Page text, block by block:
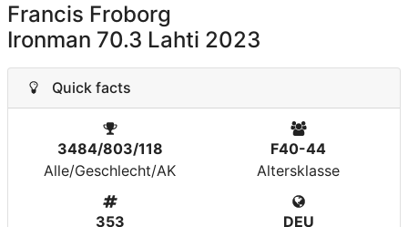
Francis Froborg
Ironman 70.3 Lahti 2023
Quick facts
3484/803/118
Alle/Geschlecht/AK
F40-44
Altersklasse
353
DEU